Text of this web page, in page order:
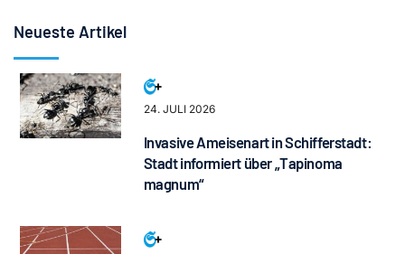
Neueste Artikel
24. JULI 2026
Invasive Ameisenart in Schifferstadt:
Stadt informiert über „Tapinoma
magnum“